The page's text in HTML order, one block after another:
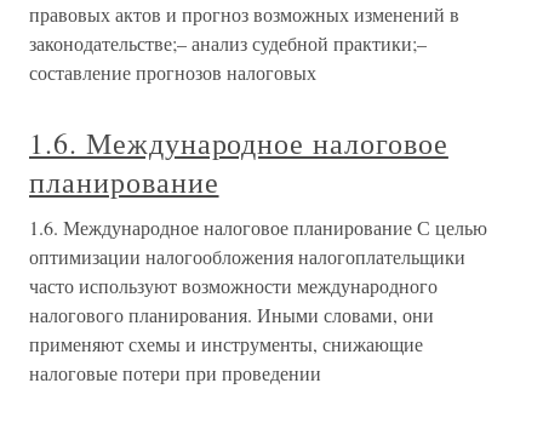
правовых актов и прогноз возможных изменений в
законодательстве;– анализ судебной практики;–
составление прогнозов налоговых
1.6. Международное налоговое
планирование
1.6. Международное налоговое планирование С целью
оптимизации налогообложения налогоплательщики
часто используют возможности международного
налогового планирования. Иными словами, они
применяют схемы и инструменты, снижающие
налоговые потери при проведении